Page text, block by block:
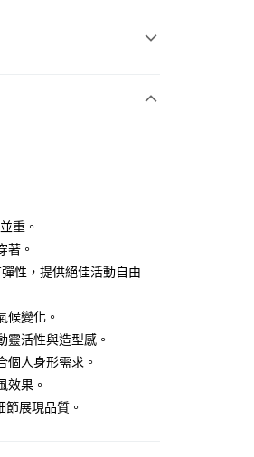
重。
著。
性，提供絕佳活動自由
候變化。
靈活性與造型感。
個人身形需求。
效果。
展現品質。